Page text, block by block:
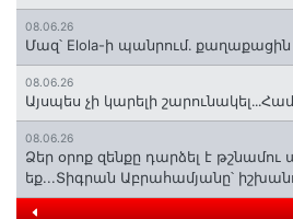
08.06.26
Մազ՝ Elola-ի պանրում․
08.06.26
Այսպես չի կարելի
08.06.26
Ձեր օրոք զենքը դարձել է թշնամու
եք...Տիգրան Աբրահամյանը՝